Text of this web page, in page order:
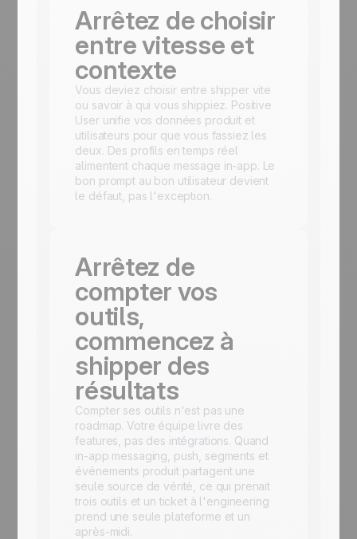
Arrêtez de choisir
entre vitesse et
contexte
Vous deviez choisir entre shipper vite
ou savoir à qui vous shippiez. Positive
User unifie vos données produit et
utilisateurs pour que vous fassiez les
deux. Des profils en temps réel
alimentent chaque message in-app. Le
bon prompt au bon utilisateur devient
le défaut, pas l'exception.
Arrêtez de
compter vos
outils,
commencez à
shipper des
résultats
Compter ses outils n'est pas une
roadmap. Votre équipe livre des
features, pas des intégrations. Quand
in-app messaging, push, segments et
événements produit partagent une
seule source de vérité, ce qui prenait
trois outils et un ticket à l'engineering
prend une seule plateforme et un
après-midi.